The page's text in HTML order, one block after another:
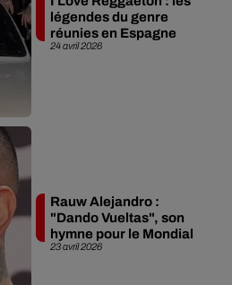
24 avril 2026
légendes du genre
réunies en Espagne
23 avril 2026
Rauw Alejandro :
"Dando Vueltas", son
hymne pour le Mondial